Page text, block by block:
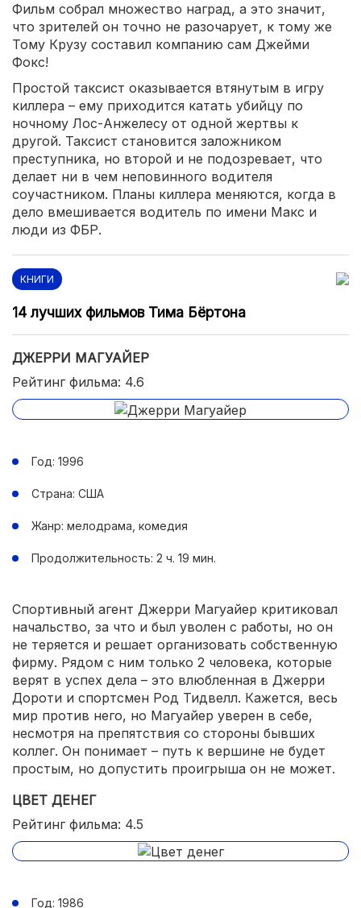
Фильм собрал множество наград, а это значит,
что зрителей он точно не разочарует, к тому же
Тому Крузу составил компанию сам Джейми
Фокс!
Простой таксист оказывается втянутым в игру
киллера – ему приходится катать убийцу по
ночному Лос-Анжелесу от одной жертвы к
другой. Таксист становится заложником
преступника, но второй и не подозревает, что
делает ни в чем неповинного водителя
соучастником. Планы киллера меняются, когда в
дело вмешивается водитель по имени Макс и
люди из ФБР.
КНИГИ
14 лучших фильмов Тима Бёртона
ДЖЕРРИ МАГУАЙЕР
Рейтинг фильма: 4.6
Год: 1996
Страна: США
Жанр: мелодрама, комедия
Продолжительность: 2 ч. 19 мин.
Спортивный агент Джерри Магуайер критиковал
начальство, за что и был уволен с работы, но он
не теряется и решает организовать собственную
фирму. Рядом с ним только 2 человека, которые
верят в успех дела – это влюбленная в Джерри
Дороти и спортсмен Род Тидвелл. Кажется, весь
мир против него, но Магуайер уверен в себе,
несмотря на препятствия со стороны бывших
коллег. Он понимает – путь к вершине не будет
простым, но допустить проигрыша он не может.
ЦВЕТ ДЕНЕГ
Рейтинг фильма: 4.5
Год: 1986